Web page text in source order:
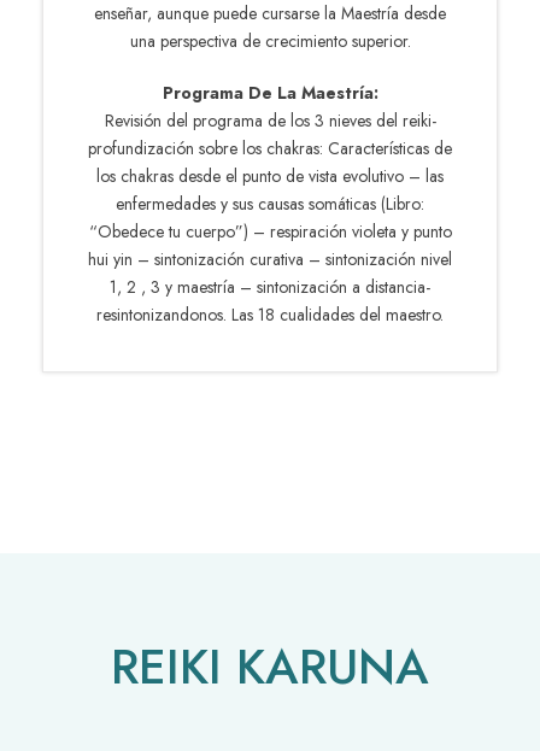
enseñar, aunque puede cursarse la Maestría desde
una perspectiva de crecimiento superior.
Programa De La Maestría:
Revisión del programa de los 3 nieves del reiki-
profundización sobre los chakras: Características de
los chakras desde el punto de vista evolutivo – las
enfermedades y sus causas somáticas (Libro:
“Obedece tu cuerpo”) – respiración violeta y punto
hui yin – sintonización curativa – sintonización nivel
1, 2 , 3 y maestría – sintonización a distancia-
resintonizandonos. Las 18 cualidades del maestro.
REIKI KARUNA